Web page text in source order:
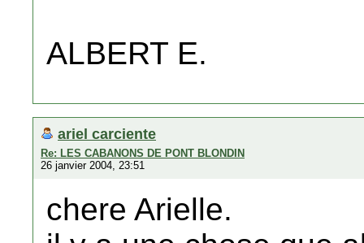
ALBERT E.
ariel carciente
Re: LES CABANONS DE PONT BLONDIN
26 janvier 2004, 23:51
chere Arielle.